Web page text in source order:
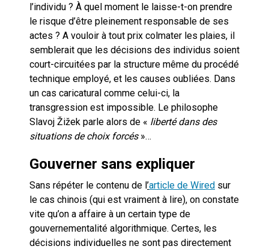
l’individu ? À quel moment le laisse-t-on prendre
le risque d’être pleinement responsable de ses
actes ? A vouloir à tout prix colmater les plaies, il
semblerait que les décisions des individus soient
court-circuitées par la structure même du procédé
technique employé, et les causes oubliées. Dans
un cas caricatural comme celui-ci, la
transgression est impossible. Le philosophe
Slavoj Žižek parle alors de « liberté dans des
situations de choix forcés »…
Gouverner sans expliquer
Sans répéter le contenu de l’article de Wired sur
le cas chinois (qui est vraiment à lire), on constate
vite qu’on a affaire à un certain type de
gouvernementalité algorithmique. Certes, les
décisions individuelles ne sont pas directement